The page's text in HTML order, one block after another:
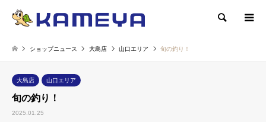
検索
ショップニュース 大島店 山口エリア 旬の釣り！
大島店 山口エリア
旬の釣り！
2025.01.25